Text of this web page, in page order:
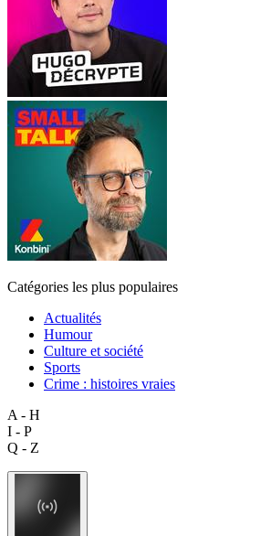
Catégories les plus populaires
Actualités
Humour
Culture et société
Sports
Crime : histoires vraies
A - H
I - P
Q - Z